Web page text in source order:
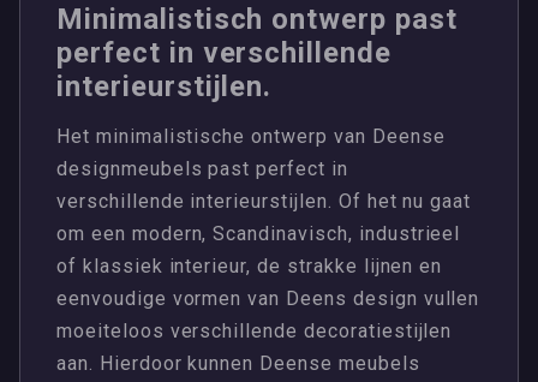
Minimalistisch ontwerp past
perfect in verschillende
interieurstijlen.
Het minimalistische ontwerp van Deense
designmeubels past perfect in
verschillende interieurstijlen. Of het nu gaat
om een modern, Scandinavisch, industrieel
of klassiek interieur, de strakke lijnen en
eenvoudige vormen van Deens design vullen
moeiteloos verschillende decoratiestijlen
aan. Hierdoor kunnen Deense meubels